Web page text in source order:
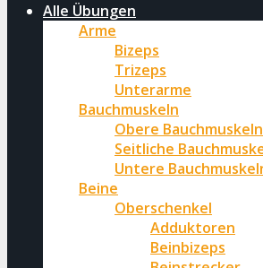
Alle Übungen
Arme
Bizeps
Trizeps
Unterarme
Bauchmuskeln
Obere Bauchmuskeln
Seitliche
Untere
Beine
Oberschenkel
Adduktoren
Beinbizeps